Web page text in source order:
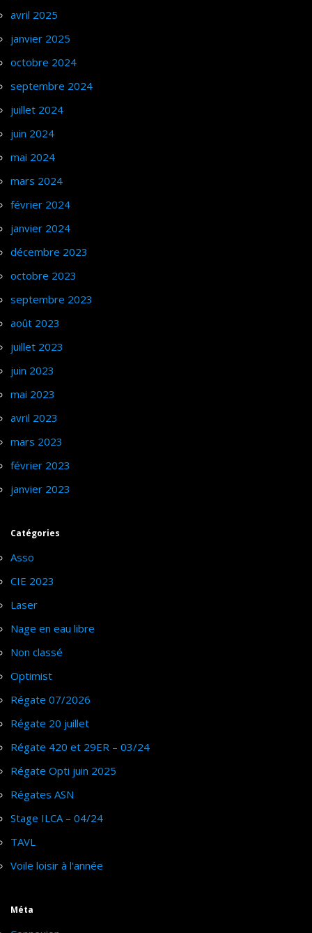
avril 2025
janvier 2025
octobre 2024
septembre 2024
juillet 2024
juin 2024
mai 2024
mars 2024
février 2024
janvier 2024
décembre 2023
octobre 2023
septembre 2023
août 2023
juillet 2023
juin 2023
mai 2023
avril 2023
mars 2023
février 2023
janvier 2023
Catégories
Asso
CIE 2023
Laser
Nage en eau libre
Non classé
Optimist
Régate 07/2026
Régate 20 juillet
Régate 420 et 29ER – 03/24
Régate Opti juin 2025
Régates ASN
Stage ILCA – 04/24
TAVL
Voile loisir à l'année
Méta